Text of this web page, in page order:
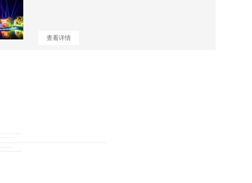
查看详情